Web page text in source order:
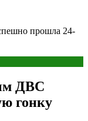
прошла 24-
ДВС
гонку